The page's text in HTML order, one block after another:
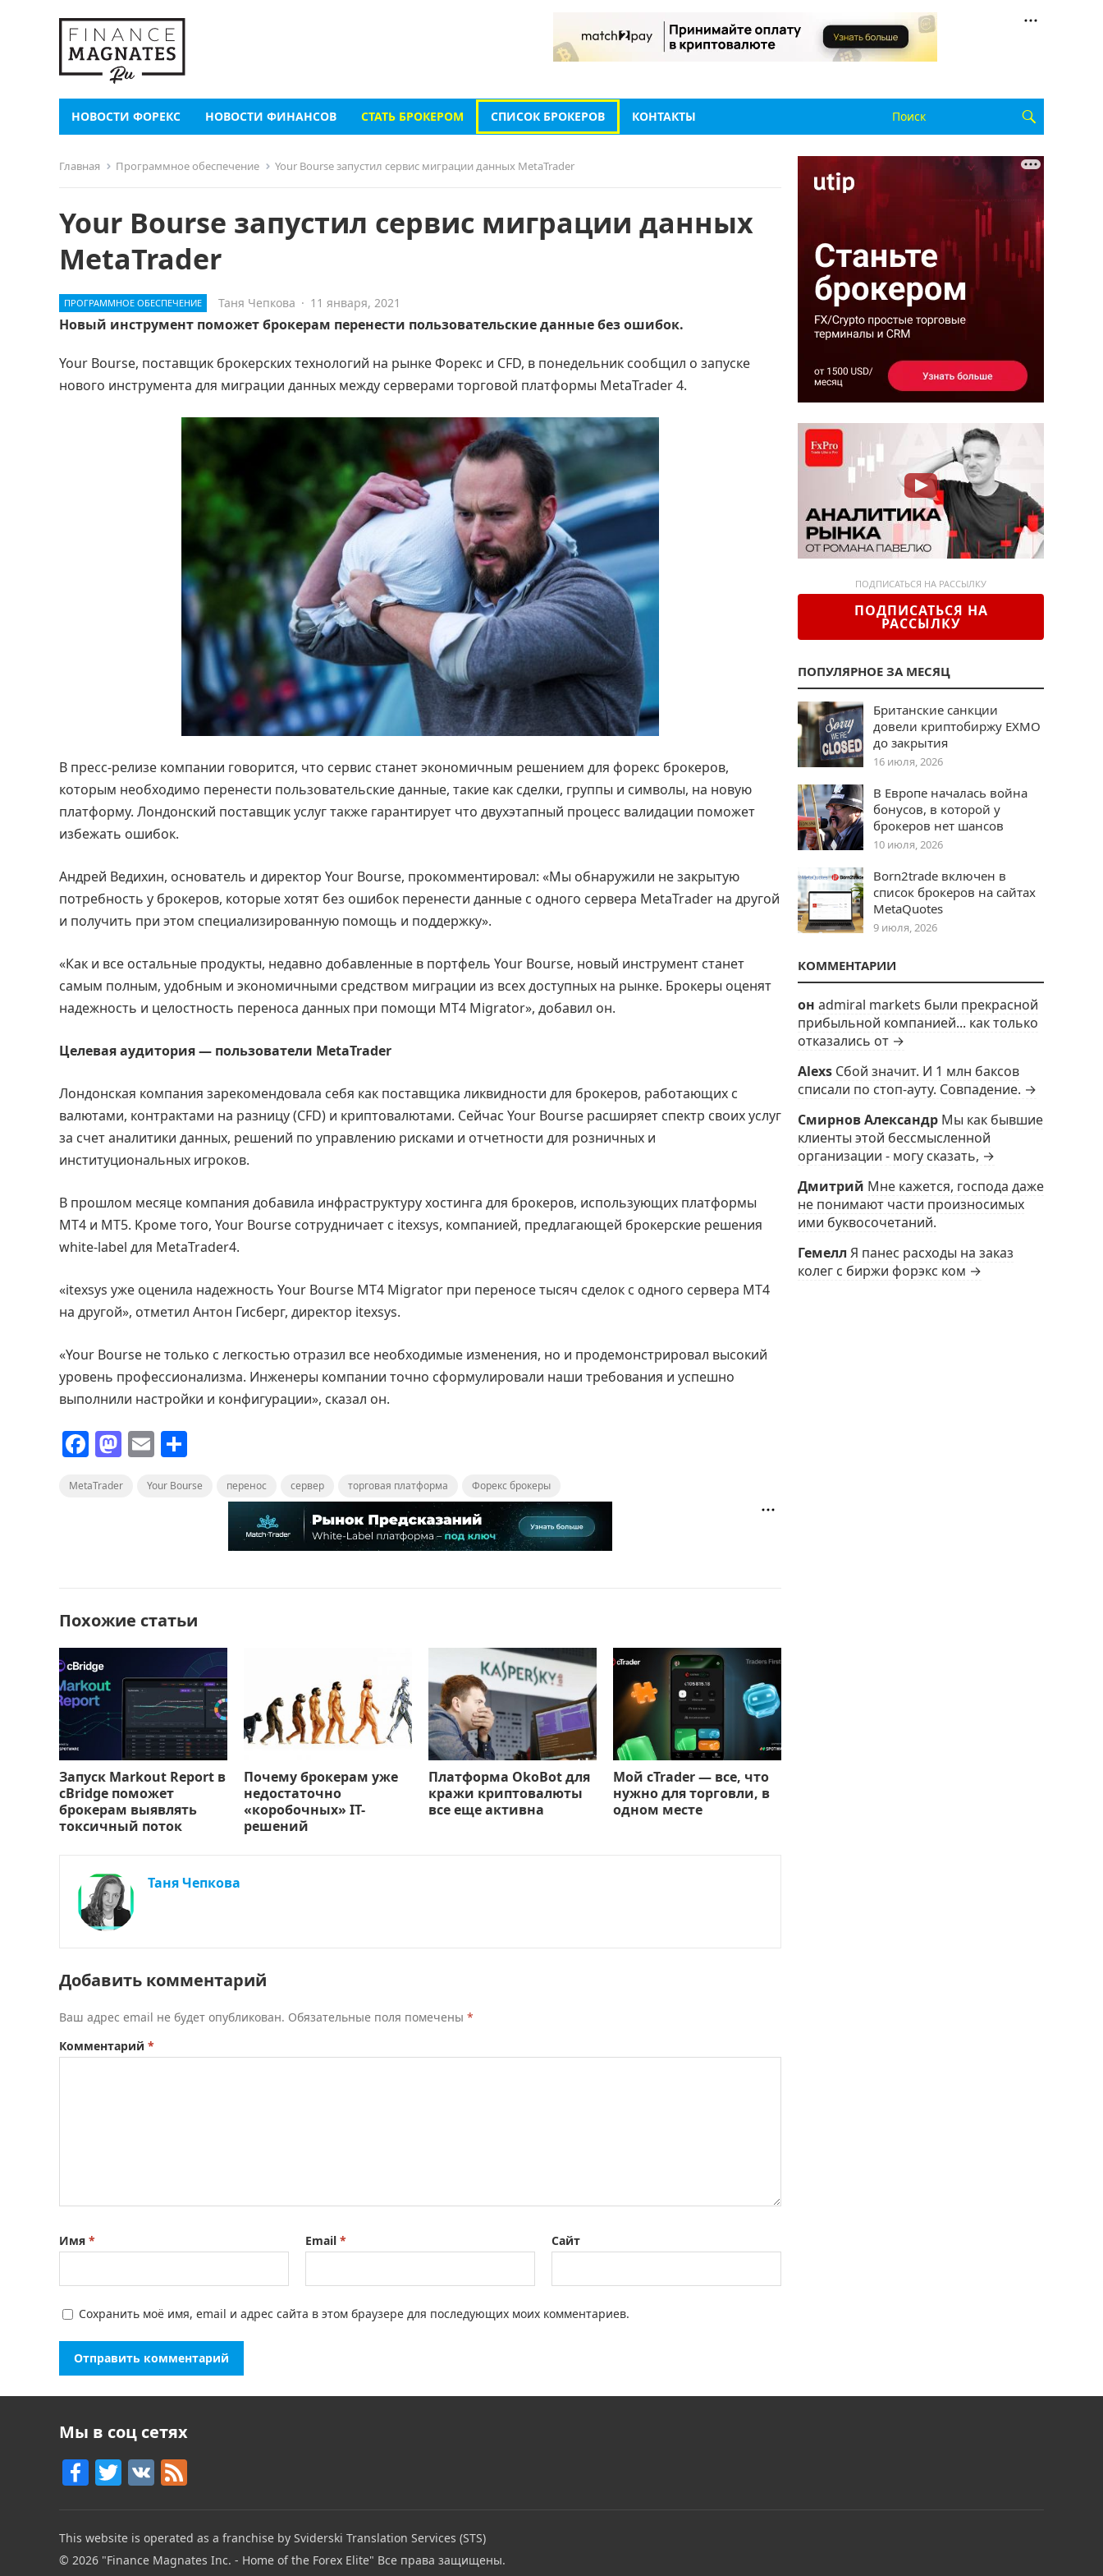
НОВОСТИ ФОРЕКС НОВОСТИ ФИНАНСОВ СТАТЬ БРОКЕРОМ СПИСОК БРОКЕРОВ КОНТАКТЫ
Главная Программное обеспечение Your Bourse запустил сервис миграции данных MetaTrader
Your Bourse запустил сервис миграции данных
MetaTrader
ПРОГРАММНОЕ ОБЕСПЕЧЕНИЕ Таня Чепкова · 11 января, 2021
Новый инструмент поможет брокерам перенести пользовательские данные без ошибок.
Your Bourse, поставщик брокерских технологий на рынке Форекс и CFD, в понедельник сообщил о запуске
нового инструмента для миграции данных между серверами торговой платформы MetaTrader 4.
В пресс-релизе компании говорится, что сервис станет экономичным решением для форекс брокеров,
которым необходимо перенести пользовательские данные, такие как сделки, группы и символы, на новую
платформу. Лондонский поставщик услуг также гарантирует что двухэтапный процесс валидации поможет
избежать ошибок.
Андрей Ведихин, основатель и директор Your Bourse, прокомментировал: «Мы обнаружили не закрытую
потребность у брокеров, которые хотят без ошибок перенести данные с одного сервера MetaTrader на другой
и получить при этом специализированную помощь и поддержку».
«Как и все остальные продукты, недавно добавленные в портфель Your Bourse, новый инструмент станет
самым полным, удобным и экономичными средством миграции из всех доступных на рынке. Брокеры оценят
надежность и целостность переноса данных при помощи MT4 Migrator», добавил он.
Целевая аудитория — пользователи MetaTrader
Лондонская компания зарекомендовала себя как поставщика ликвидности для брокеров, работающих с
валютами, контрактами на разницу (CFD) и криптовалютами. Сейчас Your Bourse расширяет спектр своих услуг
за счет аналитики данных, решений по управлению рисками и отчетности для розничных и
институциональных игроков.
В прошлом месяце компания добавила инфраструктуру хостинга для брокеров, использующих платформы
MT4 и MT5. Кроме того, Your Bourse сотрудничает с itexsys, компанией, предлагающей брокерские решения
white-label для MetaTrader4.
«itexsys уже оценила надежность Your Bourse MT4 Migrator при переносе тысяч сделок с одного сервера MT4
на другой», отметил Антон Гисберг, директор itexsys.
«Your Bourse не только с легкостью отразил все необходимые изменения, но и продемонстрировал высокий
уровень профессионализма. Инженеры компании точно сформулировали наши требования и успешно
выполнили настройки и конфигурации», сказал он.
F
c
k
M
st
E
ai п
т
ь
MetaTrader Your Bourse перенос сервер торговая платформа Форекс брокеры
Похожие статьи
Запуск Markout Report в
cBridge поможет
брокерам выявлять
токсичный поток
Почему брокерам уже
недостаточно
«коробочных» IT-
решений
Платформа OkoBot для
кражи криптовалюты
все еще активна
Мой cTrader — все, что
нужно для торговли, в
одном месте
Таня Чепкова
Добавить комментарий
Ваш адрес email не будет опубликован. Обязательные поля помечены *
Комментарий *
Имя * Email * Сайт
Сохранить моё имя, email и адрес сайта в этом браузере для последующих моих комментариев.
ПОДПИСАТЬСЯ НА РАССЫЛКУ
ПОДПИСАТЬСЯ НА
РАССЫЛКУ
ПОПУЛЯРНОЕ ЗА МЕСЯЦ
Британские санкции
довели криптобиржу EXMO
до закрытия
16 июля, 2026
В Европе началась война
бонусов, в которой у
брокеров нет шансов
10 июля, 2026
Born2trade включен в
список брокеров на сайтах
MetaQuotes
9 июля, 2026
КОММЕНТАРИИ
он admiral markets были прекрасной
прибыльной компанией... как только
отказались от →
Alexs Сбой значит. И 1 млн баксов
списали по стоп-ауту. Совпадение. →
Смирнов Александр Мы как бывшие
клиенты этой бессмысленной
организации - могу сказать, →
Дмитрий Мне кажется, господа даже
не понимают части произносимых
ими буквосочетаний.
Гемелл Я панес расходы на заказ
колег с биржи форэкс ком →
Мы в соц сетях
F
e
T
itt
er
V
e
d
This website is operated as a franchise by Sviderski Translation Services (STS)
© 2026 "Finance Magnates Inc. - Home of the Forex Elite" Все права защищены.